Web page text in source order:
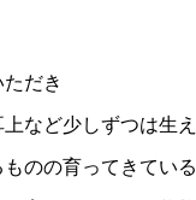
だき
など少しずつは生
のの育ってきてい